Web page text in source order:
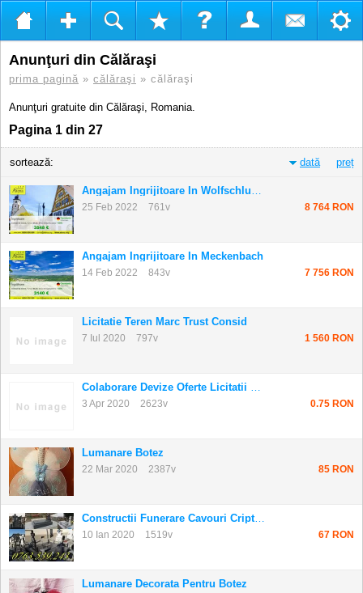
Anunţuri din Călăraşi
prima pagină » călăraşi » călăraşi
Anunţuri gratuite din Călăraşi, Romania.
Pagina 1 din 27
sortează: dată preț
25 Feb 2022 761v 8 764 RON
Angajam Ingrijitoare In Meckenbach
14 Feb 2022 843v 7 756 RON
Licitatie Teren Marc Trust Consid
7 Iul 2020 797v 1 560 RON
3 Apr 2020 2623v 0.75 RON
Lumanare Botez
22 Mar 2020 2387v 85 RON
Constructii Funerare Cavouri Cripte Preturi ...
10 Ian 2020 1519v 67 RON
Lumanare Decorata Pentru Botez